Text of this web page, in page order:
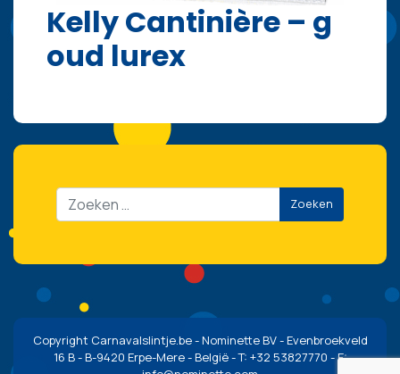
Kelly Cantinière – g
oud lurex
Zoeken
Copyright Carnavalslintje.be - Nominette BV - Evenbroekveld
16 B - B-9420 Erpe-Mere - België - T: +32 53827770 - E: